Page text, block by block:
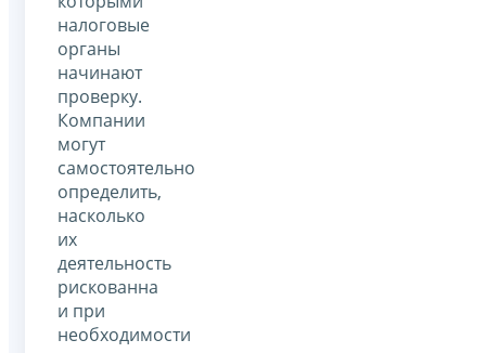
налоговые
органы
начинают
проверку.
Компании
могут
самостоятельно
определить,
насколько
их
деятельность
рискованна
и при
необходимости